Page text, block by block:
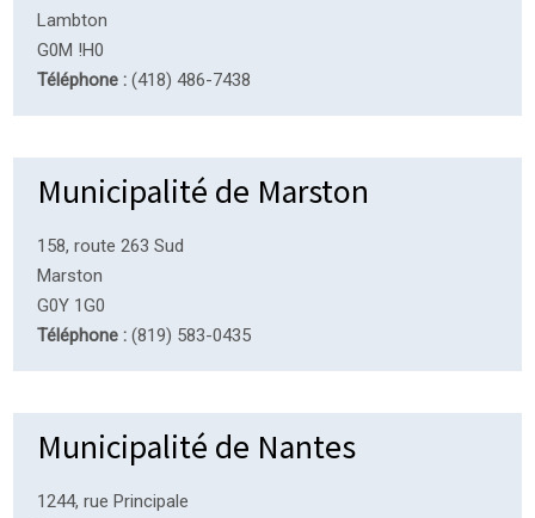
Lambton
G0M !H0
Téléphone : (418) 486-7438
Municipalité de Marston
158, route 263 Sud
Marston
G0Y 1G0
Téléphone : (819) 583-0435
Municipalité de Nantes
1244, rue Principale